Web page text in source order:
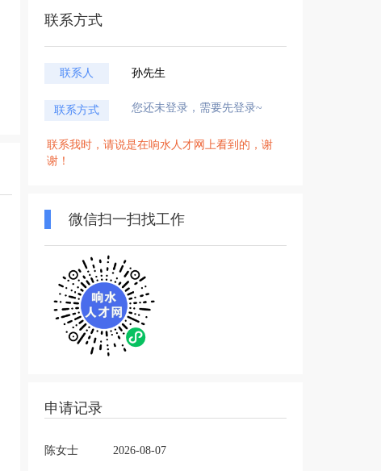
联系方式
联系人 孙先生
联系方式 您还未登录，需要先登录~
联系我时，请说是在响水人才网上看到的，谢
谢！
微信扫一扫找工作
申请记录
陈女士 2026-08-07